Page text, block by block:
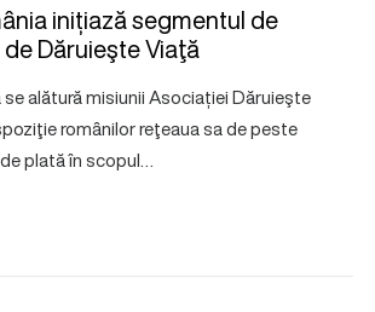
inițiază segmentul de
Dăruieşte Viaţă
alătură misiunii Asociației Dăruieşte
românilor reţeaua sa de peste
plată în scopul…